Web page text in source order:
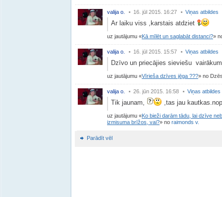
valija o. 16. jūl 2015. 16:27 Viņas atbildes
Ar laiku viss ,karstais atdziet
uz jautājumu Kā mīlēt un saglabāt distanci?
valija o. 16. jūl 2015. 15:57 Viņas atbildes
Dzīvo un priecājies sieviešu
uz jautājumu Vīrieša dzīves jēga ??? no
valija o. 26. jūn 2015. 16:58 Viņas atbildes
Tik jaunam, ,tas jau
uz jautājumu
Ko bieži darām tādu, lai dzīve
izmisuma brīžos, vai?
no raimonds v.
Parādīt vēl